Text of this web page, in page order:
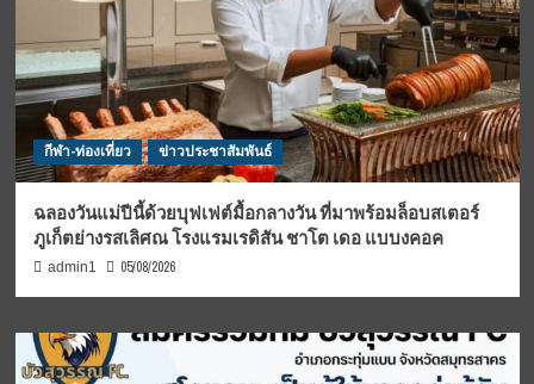
กีฬา-ท่องเที่ยว ข่าวประชาสัมพันธ์
ฉลองวันแม่ปีนี้ด้วยบุฟเฟต์มื้อกลางวัน ที่มาพร้อมล็อบสเตอร์
ภูเก็ตย่างรสเลิศณ โรงแรมเรดิสัน ชาโต เดอ แบบงคอค
admin1 05/08/2026